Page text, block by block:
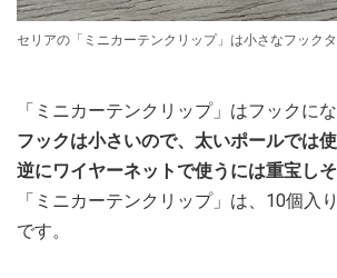
セリアの「ミニカーテンクリップ」は小さなフック
「ミニカーテンクリップ」はフックに
フックは小さいので、太いポールでは使
逆にワイヤーネットで使うには重宝しそ
「ミニカーテンクリップ」は、10個入
です。